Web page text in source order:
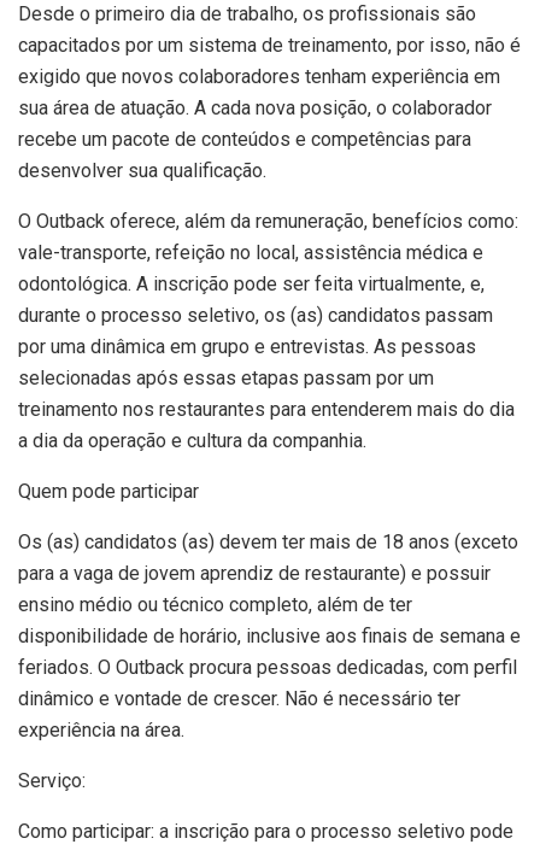
Desde o primeiro dia de trabalho, os profissionais são
capacitados por um sistema de treinamento, por isso, não é
exigido que novos colaboradores tenham experiência em
sua área de atuação. A cada nova posição, o colaborador
recebe um pacote de conteúdos e competências para
desenvolver sua qualificação.
O Outback oferece, além da remuneração, benefícios como:
vale-transporte, refeição no local, assistência médica e
odontológica. A inscrição pode ser feita virtualmente, e,
durante o processo seletivo, os (as) candidatos passam
por uma dinâmica em grupo e entrevistas. As pessoas
selecionadas após essas etapas passam por um
treinamento nos restaurantes para entenderem mais do dia
a dia da operação e cultura da companhia.
Quem pode participar
Os (as) candidatos (as) devem ter mais de 18 anos (exceto
para a vaga de jovem aprendiz de restaurante) e possuir
ensino médio ou técnico completo, além de ter
disponibilidade de horário, inclusive aos finais de semana e
feriados. O Outback procura pessoas dedicadas, com perfil
dinâmico e vontade de crescer. Não é necessário ter
experiência na área.
Serviço:
Como participar: a inscrição para o processo seletivo pode